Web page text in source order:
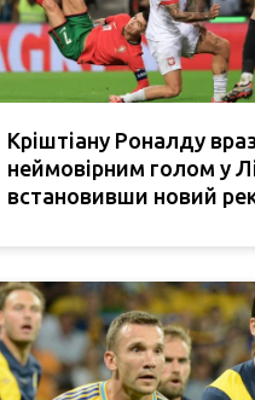
Кріштіану Роналду
неймовірним голом у
встановивши новий